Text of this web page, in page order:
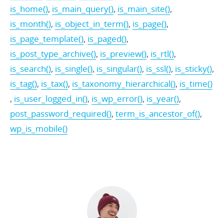
is_home(), is_main_query(), is_main_site(),
is_month(), is_object_in_term(), is_page(),
is_page_template(), is_paged(),
is_post_type_archive(), is_preview(), is_rtl(),
is_search(), is_single(), is_singular(), is_ssl(), is_sticky(),
is_tag(), is_tax(), is_taxonomy_hierarchical(), is_time()
, is_user_logged_in(), is_wp_error(), is_year(),
post_password_required(), term_is_ancestor_of(),
wp_is_mobile()